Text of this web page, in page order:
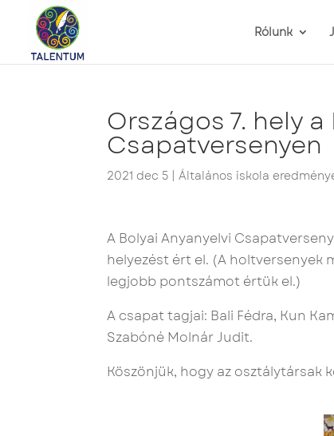
Rólunk
Országos 7. hely
Csapatversenyen
2021 dec 5 |Általános iskola
A Bolyai Anyanyelvi
helyezést ért el. (A holtversenyek
legjobb pontszámot értük el.)
A csapat tagjai: Bali Fédra, Kun
Szabóné Molnár Judit.
Köszönjük, hogy az osztálytársak